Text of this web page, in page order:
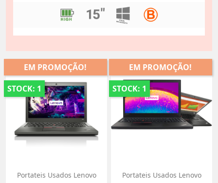
EM PROMOÇÃO!
STOCK: 1
Portateis Usados Lenovo
EM PROMOÇÃO!
STOCK: 1
Portateis Usados Lenovo